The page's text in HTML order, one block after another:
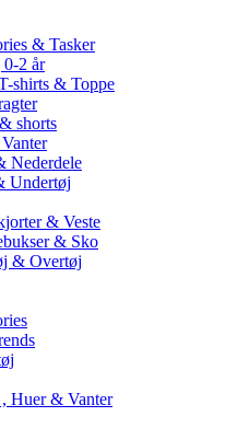
& Tasker
2 år
shirts & Toppe
shorts
Nederdele
Undertøj
& Veste
& Sko
& Overtøj
Huer & Vanter